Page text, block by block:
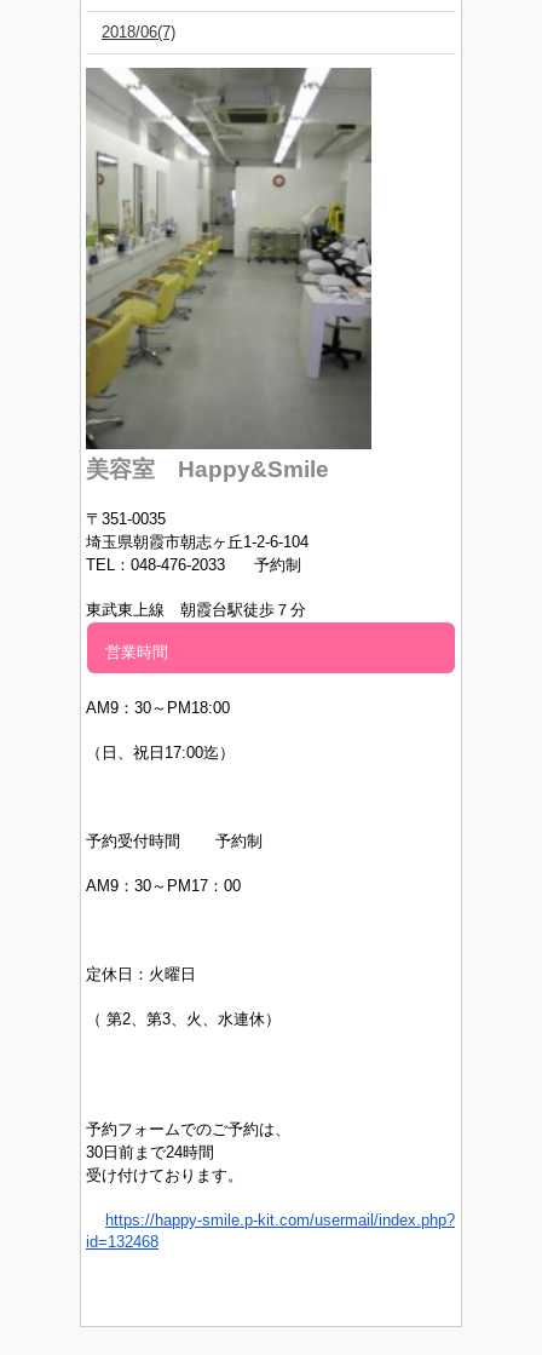
2018/06(7)
美容室 Happy&Smile
〒351-0035
埼玉県朝霞市朝志ヶ丘1-2-6-104
TEL：048-476-2033 予約制
東武東上線 朝霞台駅徒歩７分
営業時間
AM9：30～PM18:00
（日、祝日17:00迄）
予約受付時間 予約制
AM9：30～PM17：00
定休日： 火曜日
（ 第2、第3、火、水連休）
予約フォームでのご予約は、
30日前まで24時間
受け付けております。
https://happy-smile.p-kit.com/usermail/index.php?
id=132468